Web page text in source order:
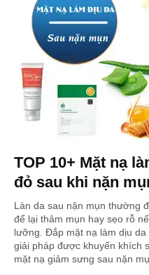
TOP 10+ Mặt nạ
đỏ sau khi nặn
Làn da sau nặn mụn thường
để lại thâm mụn hay sẹo rỗ
lưỡng. Đắp mặt nạ làm dịu
giải pháp được khuyến khích
mặt nạ giảm sưng sau nặn